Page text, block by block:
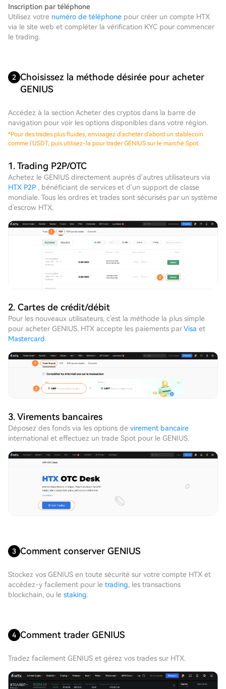
Inscription par téléphone
Utilisez votre numéro de téléphone pour créer un compte HTX
via le site web et compléter la vérification KYC pour commencer
le trading.
2 Choisissez la méthode désirée pour acheter
GENIUS
Accédez à la section Acheter des cryptos dans la barre de
navigation pour voir les options disponibles dans votre région.
*Pour des trades plus fluides, envisagez d'acheter d'abord un stablecoin
comme l'USDT, puis utilisez-la pour trader GENIUS sur le marché Spot.
1. Trading P2P/OTC
Achetez le GENIUS directement auprès d'autres utilisateurs via
HTX P2P , bénéficiant de services et d'un support de classe
mondiale. Tous les ordres et trades sont sécurisés par un système
d'escrow HTX.
2. Cartes de crédit/débit
Pour les nouveaux utilisateurs, c'est la méthode la plus simple
pour acheter GENIUS. HTX accepte les paiements parVisa et
Mastercard.
3. Virements bancaires
Déposez des fonds via les options de virement bancaire
international et effectuez un trade Spot pour le GENIUS.
3 Comment conserver GENIUS
Stockez vos GENIUS en toute sécurité sur votre compte HTX et
accédez-y facilement pour le trading, les transactions
blockchain, ou le staking.
4 Comment trader GENIUS
Tradez facilement GENIUS et gérez vos trades sur HTX.